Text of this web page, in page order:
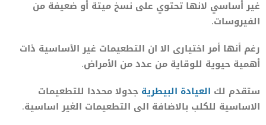
غير أساسي لانها تحتوي على نسخ ميتة أو ضعيفة من
الفيروسات.
رغم أنها أمر اختيارى الا ان التطعيمات غير الأساسية ذات
أهمية حيوية للوقاية من عدد من الأمراض.
ستقدم لك العيادة البيطرية جدولا محددا للتطعيمات
الاساسية للكلب بالاضافة الى التطعيمات الغير اساسية.